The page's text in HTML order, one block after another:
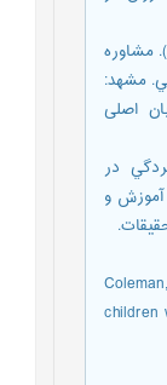
دي. بي.؛ و باور، پي. دبليو (1374). مشاوره
مشهد:
اصلی
در
و